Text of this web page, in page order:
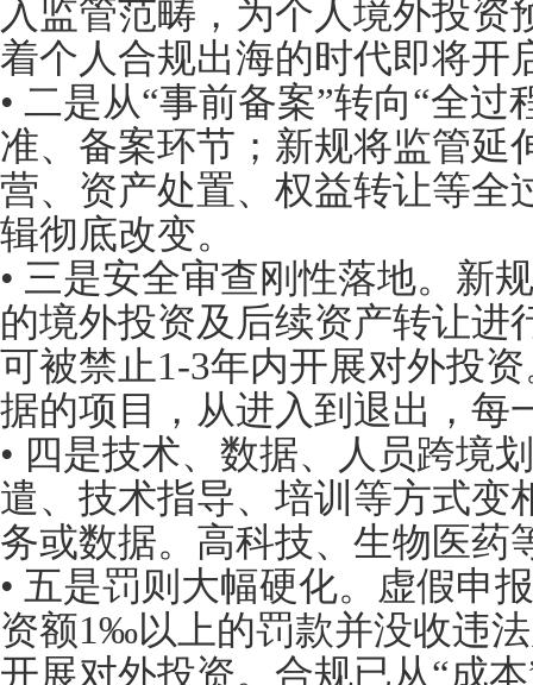
入监管范畴，为个人境外投资
着个人合规出海的时代即将开
• 二是从“事前备案”转向“全
准、备案环节；新规将监管延
营、资产处置、权益转让等全
辑彻底改变。
• 三是安全审查刚性落地。新
的境外投资及后续资产转让进
可被禁止1-3年内开展对外投
据的项目，从进入到退出，每
• 四是技术、数据、人员跨境
遣、技术指导、培训等方式变
务或数据。高科技、生物医药
• 五是罚则大幅硬化。虚假申
资额1‰以上的罚款并没收违
开展对外投资。合规已从“成